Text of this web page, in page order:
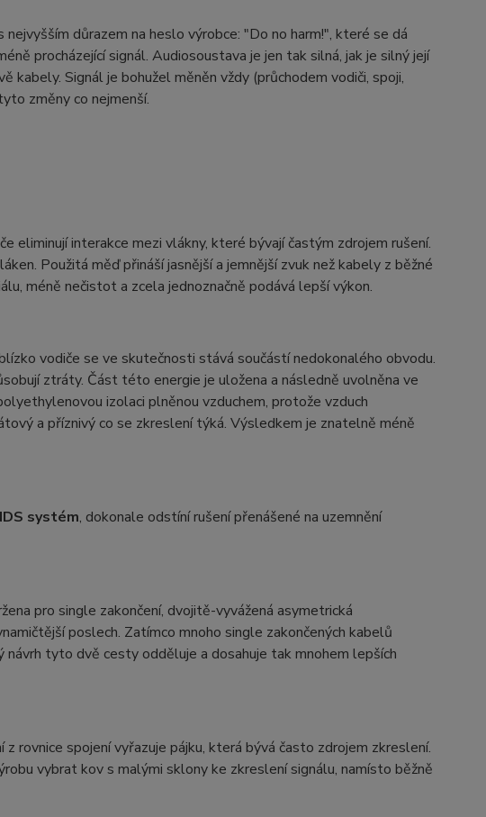
důrazem na heslo výrobce: "Do no harm!", které se dá
procházející signál. Audiosoustava je jen tak silná, jak je silný její
Signál je bohužel měněn vždy (průchodem vodiči, spoji,
změny co nejmenší.
eliminují interakce mezi vlákny, které bývají častým zdrojem rušení.
Použitá měď přináší jasnější a jemnější zvuk než kabely z běžné
méně nečistot a zcela jednoznačně podává lepší výkon.
vodiče se ve skutečnosti stává součástí nedokonalého obvodu.
ztráty. Část této energie je uložena a následně uvolněna ve
izolaci plněnou vzduchem, protože vzduch
a příznivý co se zkreslení týká. Výsledkem je znatelně méně
systém, dokonale odstíní rušení přenášené na uzemnění
pro single zakončení, dvojitě-vyvážená asymetrická
poslech. Zatímco mnoho single zakončených kabelů
tyto dvě cesty odděluje a dosahuje tak mnohem lepších
rovnice spojení vyřazuje pájku, která bývá často zdrojem zkreslení.
vybrat kov s malými sklony ke zkreslení signálu, namísto běžně